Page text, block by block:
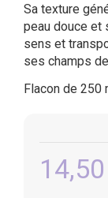
Sa texture
peau douce et
sens et
ses champs
Flacon de 250